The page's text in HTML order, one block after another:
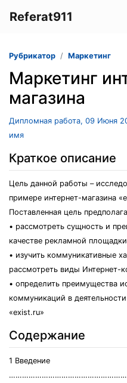
Referat911
Рубрикатор Маркетинг
Маркетинг
магазина
Дипломная работа, 09 Июня
имя
Краткое описание
Цель данной работы –
примере интернет-магазина
Поставленная цель
• рассмотреть сущность и
качестве рекламной
• изучить коммуникативные
рассмотреть виды Интернет-
• определить преимущества
коммуникаций в
«exist.ru»
Содержание
1 Введение